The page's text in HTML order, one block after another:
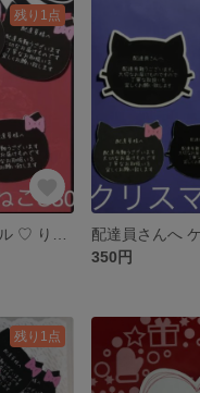
残り1点
350円
残り1点